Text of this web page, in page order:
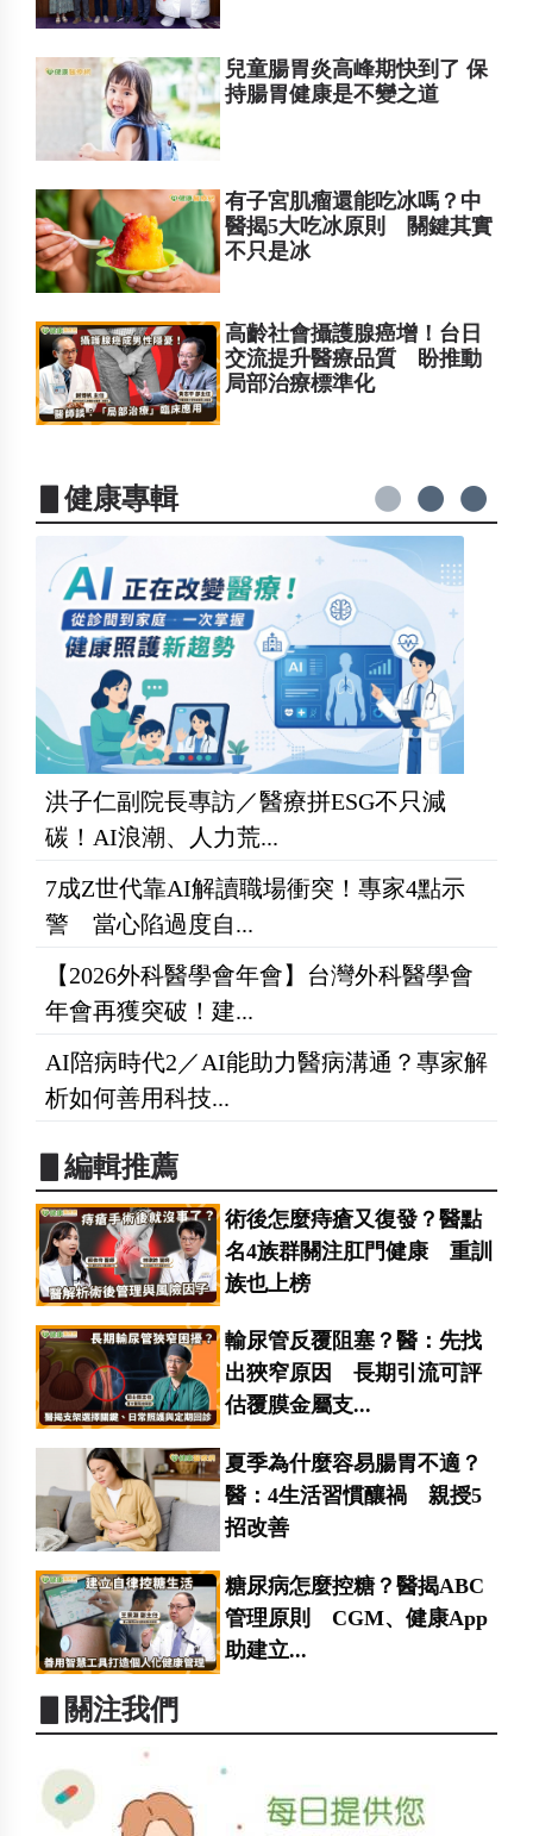
兒童腸胃炎高峰期快到了 保
持腸胃健康是不變之道
有子宮肌瘤還能吃冰嗎？中
醫揭5大吃冰原則 關鍵其實
不只是冰
高齡社會攝護腺癌增！台日
交流提升醫療品質 盼推動
局部治療標準化
▋健康專輯
洪子仁副院長專訪／醫療拼ESG不只減
碳！AI浪潮、人力荒...
7成Z世代靠AI解讀職場衝突！專家4點示
警 當心陷過度自...
【2026外科醫學會年會】台灣外科醫學會
年會再獲突破！建...
AI陪病時代2／AI能助力醫病溝通？專家解
析如何善用科技...
▋編輯推薦
術後怎麼痔瘡又復發？醫點
名4族群關注肛門健康 重訓
族也上榜
輸尿管反覆阻塞？醫：先找
出狹窄原因 長期引流可評
估覆膜金屬支...
夏季為什麼容易腸胃不適？
醫：4生活習慣釀禍 親授5
招改善
糖尿病怎麼控糖？醫揭ABC
管理原則 CGM、健康App
助建立...
▋關注我們